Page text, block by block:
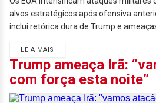
alvos estratégicos após ofensiva
inclui retórica dura de Trump e
LEIA MAIS
Trump ameaça Irã:
com força esta noite”